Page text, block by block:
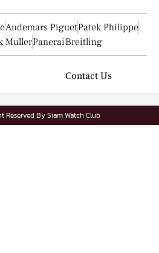
Audemars PiguetPatek Philippe
MullerPaneraiBreitling
Contact Us
By Siam Watch Club